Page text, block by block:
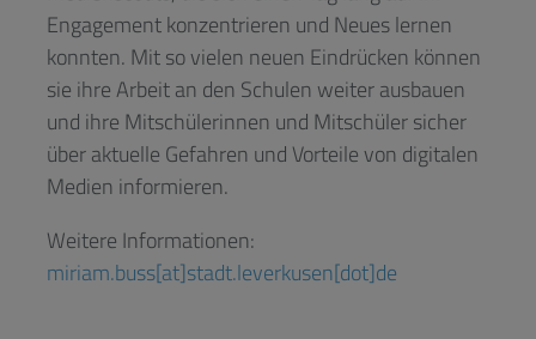
Engagement konzentrieren und Neues lernen
konnten. Mit so vielen neuen Eindrücken können
sie ihre Arbeit an den Schulen weiter ausbauen
und ihre Mitschülerinnen und Mitschüler sicher
über aktuelle Gefahren und Vorteile von digitalen
Medien informieren.
Weitere Informationen:
miriam.buss[at]stadt.leverkusen[dot]de